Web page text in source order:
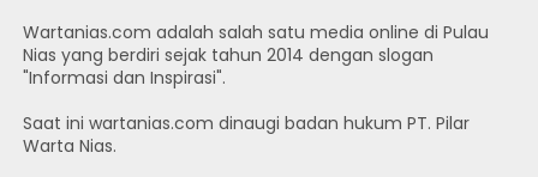
Wartanias.com adalah salah satu media online di Pulau
Nias yang berdiri sejak tahun 2014 dengan slogan
"Informasi dan Inspirasi".
Saat ini wartanias.com dinaugi badan hukum PT. Pilar
Warta Nias.